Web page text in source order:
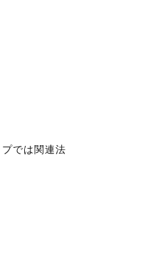
では関連法